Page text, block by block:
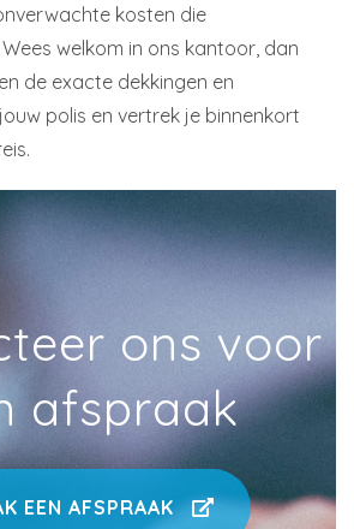
kosten die
welkom in ons kantoor, dan
de exacte dekkingen en
polis en vertrek je binnenkort
ons voor
afspraak
EEN AFSPRAAK